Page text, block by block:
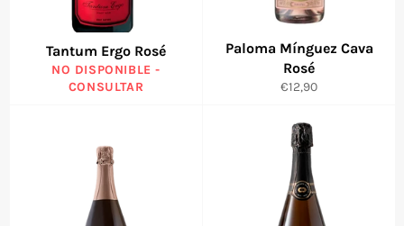
Tantum Ergo Rosé
NO DISPONIBLE -
CONSULTAR
Paloma Mínguez Cava
Rosé
Precio
€12,90